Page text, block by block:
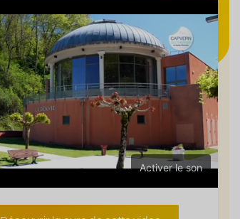
Activer le son